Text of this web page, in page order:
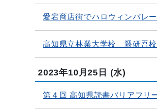
愛宕商店街でハロウィンパレ
高知県立林業大学校 隈研吾
2023年10月25日 (水)
第４回 高知県読書バリアフリ